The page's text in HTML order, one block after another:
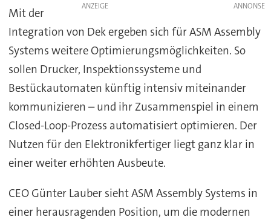
ANZEIGE
Mit der
Integration von Dek ergeben sich für ASM Assembly
Systems weitere Optimierungsmöglichkeiten. So
sollen Drucker, Inspektionssysteme und
Bestückautomaten künftig intensiv miteinander
kommunizieren – und ihr Zusammenspiel in einem
Closed-Loop-Prozess automatisiert optimieren. Der
Nutzen für den Elektronikfertiger liegt ganz klar in
einer weiter erhöhten Ausbeute.
CEO Günter Lauber sieht ASM Assembly Systems in
einer herausragenden Position, um die modernen